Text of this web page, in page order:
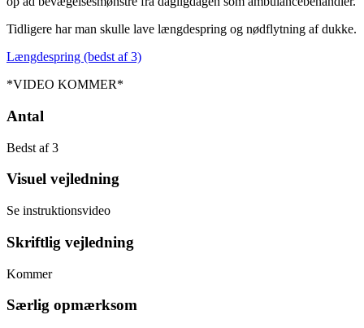
Tidligere har man skulle lave længdespring og nødflytning af dukke.
Længdespring (bedst af 3)
*VIDEO KOMMER*
Antal
Bedst af 3
Visuel vejledning
Se instruktionsvideo
Skriftlig vejledning
Kommer
Særlig opmærksom